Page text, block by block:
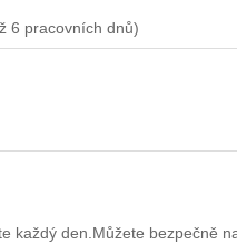
6 pracovních dnů)
den.Můžete bezpečně